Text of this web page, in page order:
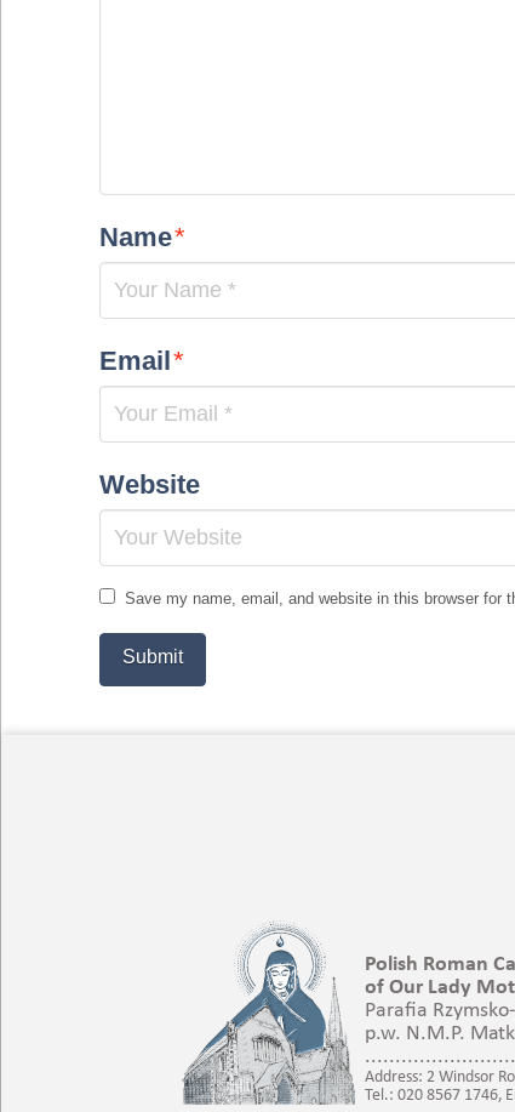
Name*
Email*
Website
Save my name, email, and website in this browser for